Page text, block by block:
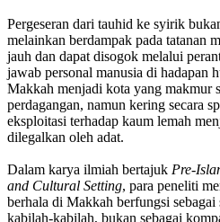
Pergeseran dari tauhid ke syirik
melainkan berdampak pada tatanan
jauh dan dapat disogok melalui
jawab personal manusia di hadapan
Makkah menjadi kota yang makmur
perdagangan, namun kering secara
eksploitasi terhadap kaum lemah
dilegalkan oleh adat.
Dalam karya ilmiah bertajuk Pre-
and Cultural Setting, para peneliti
berhala di Makkah berfungsi
kabilah-kabilah, bukan sebagai